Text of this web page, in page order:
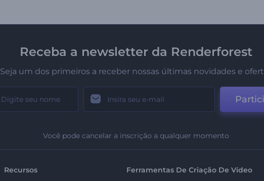
Receba a newsletter da Renderforest
Seja um dos primeiros a receber nossas últimas novidades e
Você pode cancelar a inscrição a qualquer momento
Recursos Ferramentas De Criação De Vídeo